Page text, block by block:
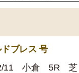
ブレス 号
11 小倉 5R 芝